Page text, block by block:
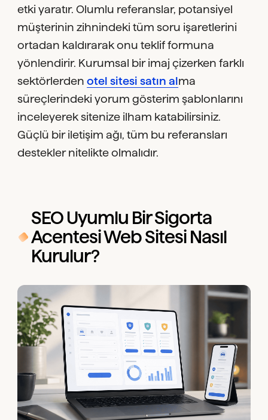
etki yaratır. Olumlu referanslar, potansiyel
müşterinin zihnindeki tüm soru işaretlerini
ortadan kaldırarak onu teklif formuna
yönlendirir. Kurumsal bir imaj çizerken farklı
sektörlerdenotel sitesi satın alma
süreçlerindeki yorum gösterim şablonlarını
inceleyerek sitenize ilham katabilirsiniz.
Güçlü bir iletişim ağı, tüm bu referansları
destekler nitelikte olmalıdır.
SEO Uyumlu Bir Sigorta
Acentesi Web Sitesi Nasıl
Kurulur?